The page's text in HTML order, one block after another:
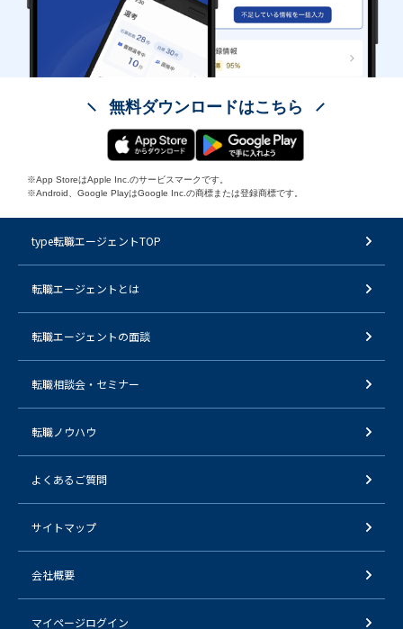
無料ダウンロードはこちら
※App StoreはApple Inc.のサービスマークです。
※Android、Google PlayはGoogle Inc.の商標または登録商標です。
type転職エージェントTOP
転職エージェントとは
転職エージェントの面談
転職相談会・セミナー
転職ノウハウ
よくあるご質問
サイトマップ
会社概要
マイページログイン